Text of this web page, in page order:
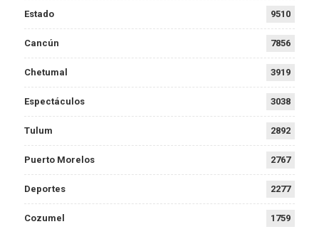
Estado 9510
Cancún 7856
Chetumal 3919
Espectáculos 3038
Tulum 2892
Puerto Morelos 2767
Deportes 2277
Cozumel 1759